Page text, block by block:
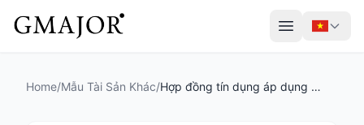
Home/Mẫu Tài Sản Khác/ Hợp đồng tín dụng áp dụng cho vay để xây dựng hoặc cải tạo, sửa chữa nhà ở